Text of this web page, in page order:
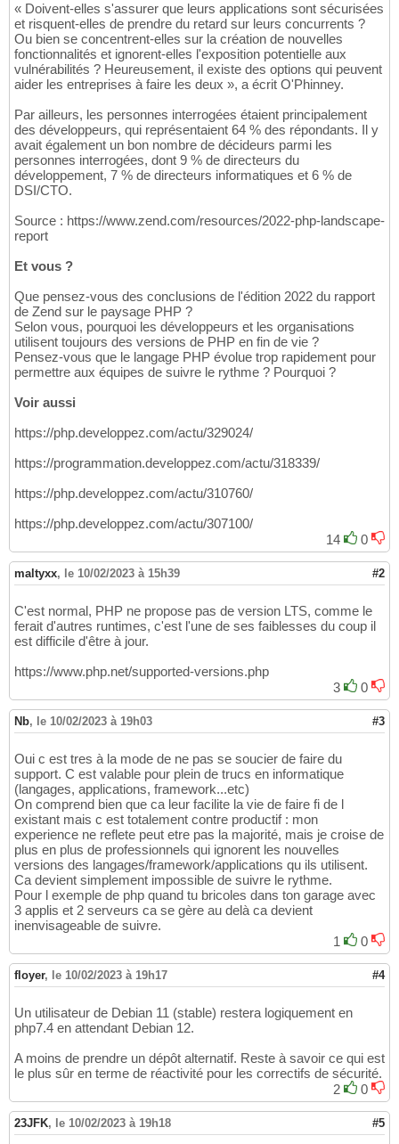
« Doivent-elles s'assurer que leurs applications sont sécurisées
et risquent-elles de prendre du retard sur leurs concurrents ?
Ou bien se concentrent-elles sur la création de nouvelles
fonctionnalités et ignorent-elles l'exposition potentielle aux
vulnérabilités ? Heureusement, il existe des options qui peuvent
aider les entreprises à faire les deux », a écrit O'Phinney.
Par ailleurs, les personnes interrogées étaient principalement
des développeurs, qui représentaient 64 % des répondants. Il y
avait également un bon nombre de décideurs parmi les
personnes interrogées, dont 9 % de directeurs du
développement, 7 % de directeurs informatiques et 6 % de
DSI/CTO.
Source : https://www.zend.com/resources/2022-php-landscape-
report
Et vous ?
Que pensez-vous des conclusions de l'édition 2022 du rapport
de Zend sur le paysage PHP ?
Selon vous, pourquoi les développeurs et les organisations
utilisent toujours des versions de PHP en fin de vie ?
Pensez-vous que le langage PHP évolue trop rapidement pour
permettre aux équipes de suivre le rythme ? Pourquoi ?
Voir aussi
https://php.developpez.com/actu/329024/
https://programmation.developpez.com/actu/318339/
https://php.developpez.com/actu/310760/
https://php.developpez.com/actu/307100/
14
0
maltyxx, le 10/02/2023 à 15h39 #2
C'est normal, PHP ne propose pas de version LTS, comme le
ferait d'autres runtimes, c'est l'une de ses faiblesses du coup il
est difficile d'être à jour.
https://www.php.net/supported-versions.php
3
0
Nb, le 10/02/2023 à 19h03 #3
Oui c est tres à la mode de ne pas se soucier de faire du
support. C est valable pour plein de trucs en informatique
(langages, applications, framework...etc)
On comprend bien que ca leur facilite la vie de faire fi de l
existant mais c est totalement contre productif : mon
experience ne reflete peut etre pas la majorité, mais je croise de
plus en plus de professionnels qui ignorent les nouvelles
versions des langages/framework/applications qu ils utilisent.
Ca devient simplement impossible de suivre le rythme.
Pour l exemple de php quand tu bricoles dans ton garage avec
3 applis et 2 serveurs ca se gère au delà ca devient
inenvisageable de suivre.
1
0
floyer, le 10/02/2023 à 19h17 #4
Un utilisateur de Debian 11 (stable) restera logiquement en
php7.4 en attendant Debian 12.
A moins de prendre un dépôt alternatif. Reste à savoir ce qui est
le plus sûr en terme de réactivité pour les correctifs de sécurité.
2
0
23JFK, le 10/02/2023 à 19h18 #5